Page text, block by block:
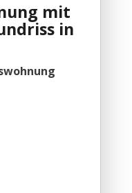
mit
in